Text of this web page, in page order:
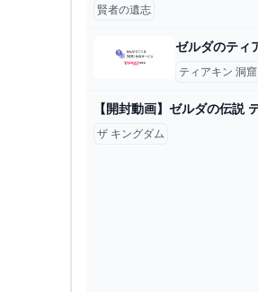
賢者の遺志
ティアキン 洞窟
ザ キングダム